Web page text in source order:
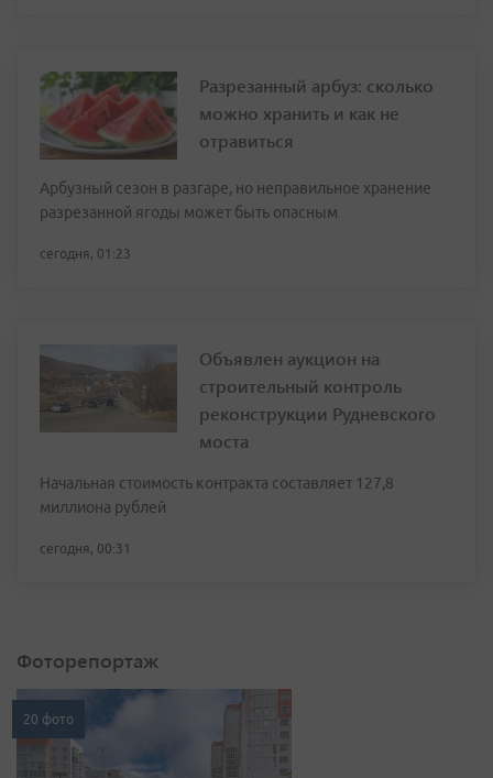
Разрезанный арбуз: сколько
можно хранить и как не
отравиться
Арбузный сезон в разгаре, но неправильное хранение
разрезанной ягоды может быть опасным
сегодня, 01:23
Объявлен аукцион на
строительный контроль
реконструкции Рудневского
моста
Начальная стоимость контракта составляет 127,8
миллиона рублей
сегодня, 00:31
Фоторепортаж
20 фото